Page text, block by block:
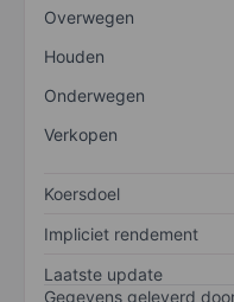
Overwegen
Houden
Onderwegen
Verkopen
Koersdoel
Impliciet rendement
Laatste update
Gegevens geleverd